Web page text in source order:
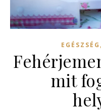
EGÉSZSÉG ,
mit